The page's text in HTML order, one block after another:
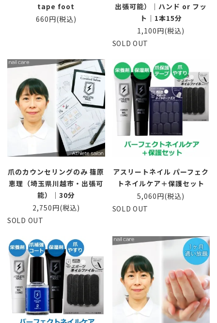
tape foot
660円(税込)
出張可能）｜ハンド or フッ
ト｜1本15分
1,100円(税込)
SOLD OUT
爪のカウンセリングのみ 篠原
恵理（埼玉県川越市・出張可
能）｜30分
2,750円(税込)
SOLD OUT
アスリートネイル パーフェク
トネイルケア＋保護セット
5,060円(税込)
SOLD OUT